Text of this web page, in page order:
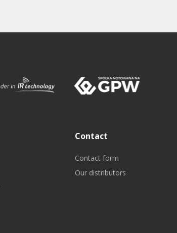
Contact
Contact form
Our distributors